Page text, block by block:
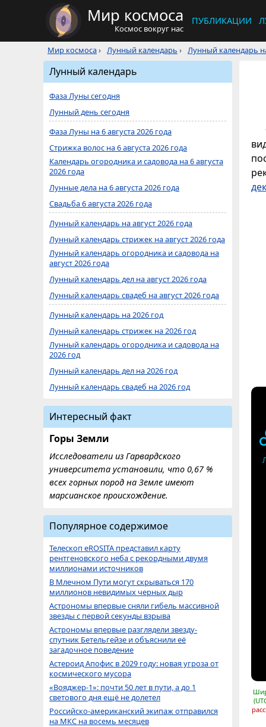
Мир космоса
Космос вокруг нас
ПУБЛИКАЦИИ
Мир космоса› Лунный календарь › Лунный календарь
Лунный календарь
Фаза Луны сегодня
Лунный день сегодня
Фаза Луны на 6 августа 2026 года
Стрижка волос на 6 августа 2026 года
Календарь огородника и садовода на 6 августа
2026 года
Лунные дела на 6 августа 2026 года
Свадьба 6 августа 2026 года
Лунный календарь на август 2026 года
Лунный календарь стрижек на август 2026 года
Лунный календарь огородника и садовода на
август 2026 года
Лунный календарь дел на август 2026 года
Лунный календарь свадеб на август 2026 года
Лунный календарь на 2026 год
Лунный календарь стрижек на 2026 год
Лунный календарь огородника и садовода на
2026 год
Лунный календарь дел на 2026 год
Лунный календарь свадеб на 2026 год
Интересный факт
Горы Земли
Исследователи из Гарвардского
университета установили, что 0,67 %
всех горных пород на Земле имеют
марсианское происхождение.
Популярное содержимое
Телескоп eROSITA представил карту
рентгеновского неба с рекордными двумя
миллионами источников
В Млечном Пути могут скрываться 170
миллионов невидимых черных дыр
Астрономы впервые сняли гибель массивной
звезды с первой секунды взрыва
Астрономы впервые разглядели звезду-
спутник Бетельгейзе и объяснили её
загадочное поведение
Астероид Апофис в 2029 году: новая угроза от
космического мусора
«Вояджер-1»: почти 50 лет в пути, а до 1
светового дня ещё не долетел
Российско-американский экипаж отправился
на МКС на восемь месяцев